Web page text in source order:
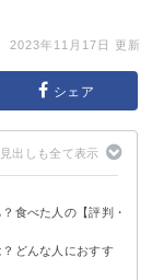
2023年11月17日 更新
シェア
食べた人の【評判・
どんな人におすす